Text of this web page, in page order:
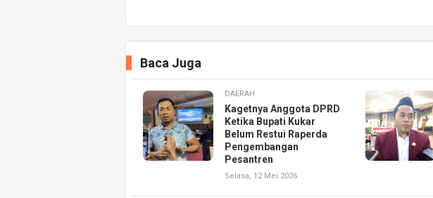
Baca Juga
DAERAH
Kagetnya Anggota DPRD
Ketika Bupati Kukar
Belum Restui Raperda
Pengembangan
Pesantren
Selasa, 12 Mei 2026